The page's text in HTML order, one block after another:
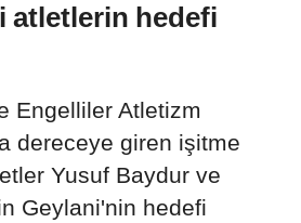
atletlerin hedefi
Engelliler Atletizm
dereceye giren işitme
Yusuf Baydur ve
Geylani'nin hedefi